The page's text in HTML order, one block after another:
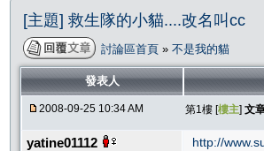
[主題] 救生隊的小貓....改名叫cc
討論區首頁 » 不是我的貓
發表人
2008-09-25 10:34 AM 第1樓 [樓主] 文
yatine01112
http://